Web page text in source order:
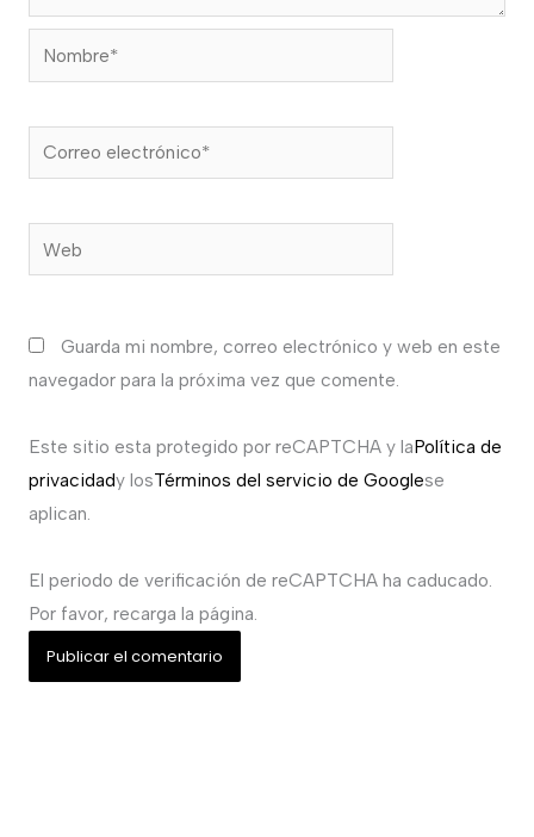
Nombre*
Correo
electrónico*
Web
Guarda mi nombre, correo electrónico y web en este
navegador para la próxima vez que comente.
Este sitio esta protegido por reCAPTCHA y laPolítica de
privacidady losTérminos del servicio de Googlese
aplican.
El periodo de verificación de reCAPTCHA ha caducado.
Por favor, recarga la página.